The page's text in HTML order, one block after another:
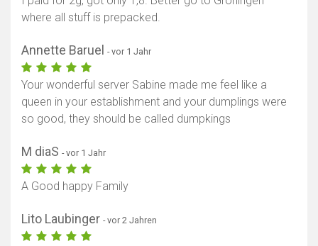
where all stuff is prepacked.
Annette Baruel - vor 1 Jahr
Your wonderful server Sabine made me feel like a
queen in your establishment and your dumplings were
so good, they should be called dumpkings
M diaS - vor 1 Jahr
A Good happy Family
Lito Laubinger - vor 2 Jahren